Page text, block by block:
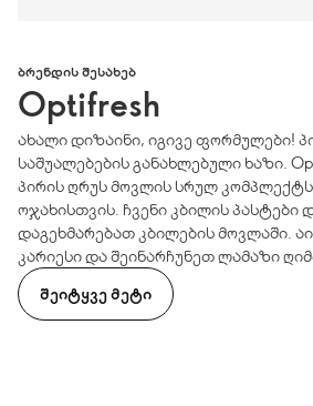
ᲑᲠᲔᲜᲓᲘᲡ ᲨᲔᲡᲐᲮᲔᲑ
Optifresh
ახალი დიზაინი, იგივე ფორმულები!
საშუალებების განახლებული ხაზი.
პირის ღრუს მოვლის სრულ
ოჯახისთვის. ჩვენი კბილის პასტები
დაგეხმარებათ კბილების მოვლაში.
კარიესი და შეინარჩუნეთ ლამაზი
ᲨᲔᲘᲢᲧᲕᲔ ᲛᲔᲢᲘ